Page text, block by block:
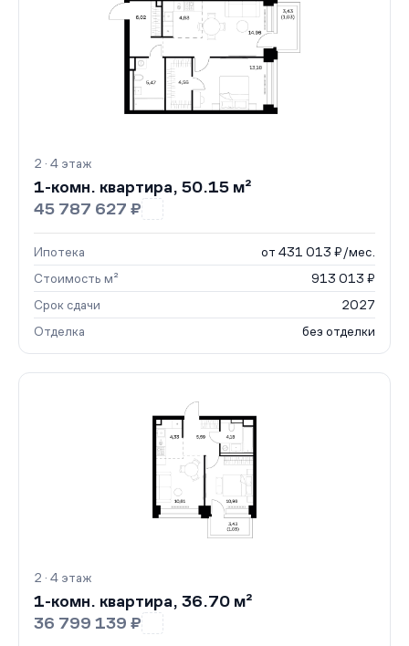
2 · 4 этаж
1-комн. квартира, 50.15 м²
45 787 627 ₽
Ипотека
от 431 013 ₽/мес.
Стоимость м²
913 013 ₽
Срок сдачи
2027
Отделка
без отделки
2 · 4 этаж
1-комн. квартира, 36.70 м²
36 799 139 ₽